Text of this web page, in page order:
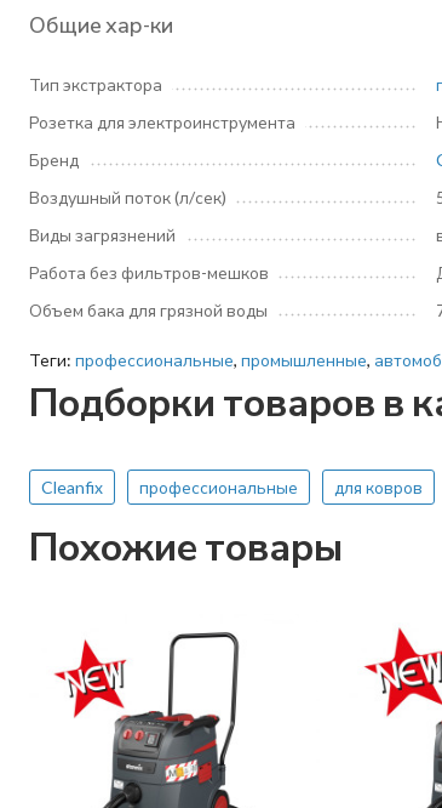
Общие хар-ки
Тип экстрактора
Розетка для электроинструмента
Бренд
Воздушный поток (л/сек)
Виды загрязнений
Работа без фильтров-мешков
Объем бака для грязной воды
Теги: профессиональные, промышленные,
Подборки товаров в
Cleanfix профессиональные для ковров
Похожие товары